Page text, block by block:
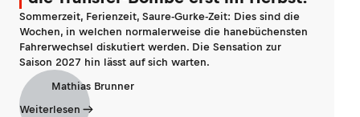
Sommerzeit, Ferienzeit, Saure-Gurke-Zeit: Dies sind die
Wochen, in welchen normalerweise die hanebüchensten
Fahrerwechsel diskutiert werden. Die Sensation zur
Saison 2027 hin lässt auf sich warten.
Mathias Brunner
Weiterlesen